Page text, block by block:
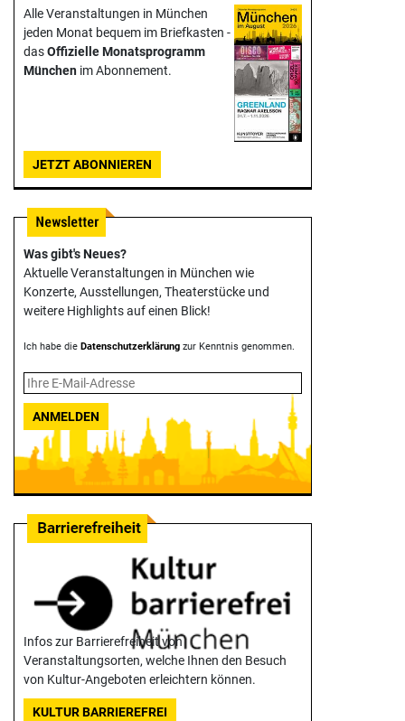
Alle Veranstaltungen in München
jeden Monat bequem im Briefkasten -
dasOffizielle Monats­programm
München im Abonnement.
JETZT ABONNIEREN
Was gibt's Neues?
Aktuelle Veranstaltungen in München wie
Konzerte, Ausstellungen, Theater­stücke und
weitere Highlights auf einen Blick!
Ich habe die Datenschutzerklärung zur Kenntnis genommen.
ANMELDEN
Infos zur Barrierefreiheit von
Veranstaltungsorten, welche Ihnen den Besuch
von Kultur-Angeboten erleichtern können.
KULTUR BARRIEREFREI